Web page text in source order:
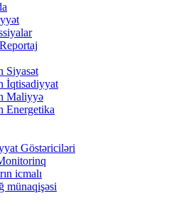
Siyasət
İqtisadiyyat
Maliyyə
Energetika
Göstəriciləri
icmalı
münaqişəsi